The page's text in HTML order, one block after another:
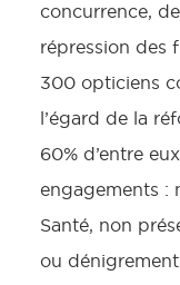
concurrence,
répression des
300 opticiens
l’égard de la
60% d’entre
engagements :
Santé, non
ou